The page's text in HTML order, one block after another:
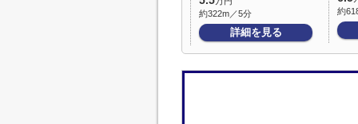
約322m／5分
詳細を見る
約